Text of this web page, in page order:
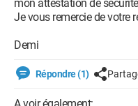
mon attestation de
Je vous remercie de votre
Demi
Répondre (1)